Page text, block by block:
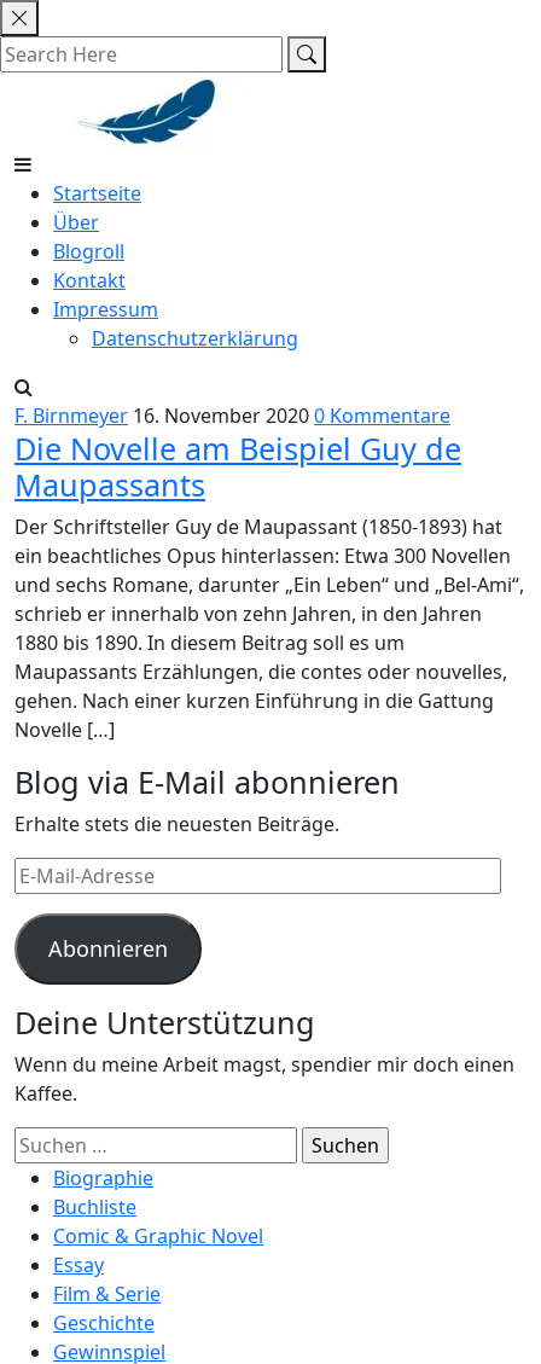
Skip
to
content
Startseite
Über
Blogroll
Kontakt
Impressum
Datenschutzerklärung
F. Birnmeyer 16. November 20200 Kommentare
Die Novelle am Beispiel Guy de
Maupassants
Der Schriftsteller Guy de Maupassant (1850-1893) hat
ein beachtliches Opus hinterlassen: Etwa 300 Novellen
und sechs Romane, darunter „Ein Leben“ und „Bel-Ami“,
schrieb er innerhalb von zehn Jahren, in den Jahren
1880 bis 1890. In diesem Beitrag soll es um
Maupassants Erzählungen, die contes oder nouvelles,
gehen. Nach einer kurzen Einführung in die Gattung
Novelle […]
Blog via E-Mail abonnieren
Erhalte stets die neuesten Beiträge.
E-
Mail-
Adresse
Abonnieren
Deine Unterstützung
Wenn du meine Arbeit magst, spendier mir doch einen
Kaffee.
Suchen
nach:Biographie
Buchliste
Comic & Graphic Novel
Essay
Film & Serie
Geschichte
Gewinnspiel